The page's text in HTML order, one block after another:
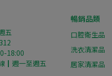
五
18:00
┃週一至週五
暢銷品類
口腔衛生品
洗衣清潔品
居家清潔品